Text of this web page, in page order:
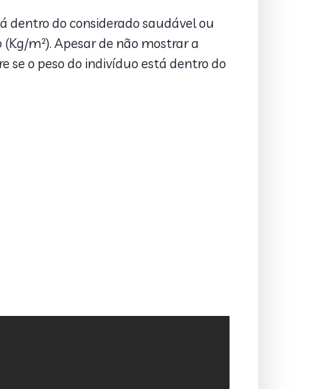
dentro do considerado saudável ou
m²). Apesar de não mostrar a
se o peso do indivíduo está dentro do